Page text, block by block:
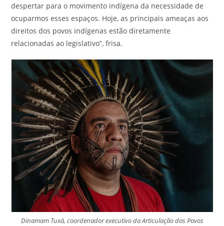
despertar para o movimento indígena da necessidade de
ocuparmos esses espaços. Hoje, as principais ameaças aos
direitos dos povos indígenas estão diretamente
relacionadas ao legislativo”, frisa.
Dinamam Tuxá, coordenador executivo da Articulação dos Povos